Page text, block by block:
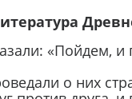
«Пойдем, и
о них